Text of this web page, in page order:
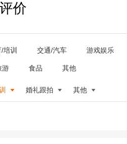
价
培训 交通/汽车 游戏娱乐
游 食品 其他
婚礼跟拍 其他